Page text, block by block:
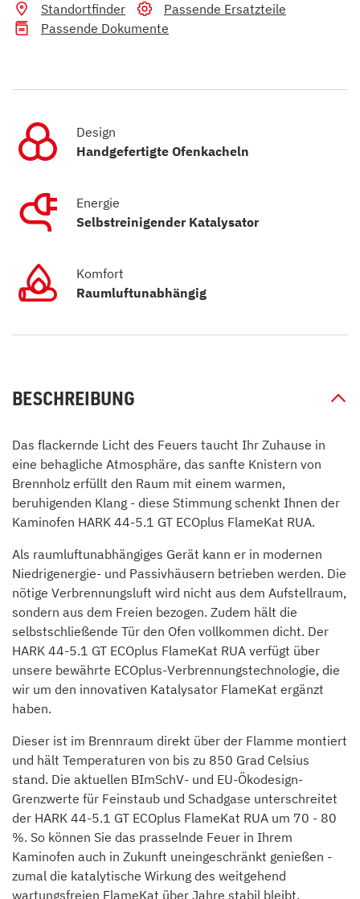
Standortfinder
Passende Ersatzteile
Passende Dokumente
Design
Handgefertigte Ofenkacheln
Energie
Selbstreinigender Katalysator
Komfort
Raumluftunabhängig
BESCHREIBUNG
Das flackernde Licht des Feuers taucht Ihr Zuhause in
eine behagliche Atmosphäre, das sanfte Knistern von
Brennholz erfüllt den Raum mit einem warmen,
beruhigenden Klang - diese Stimmung schenkt Ihnen der
Kaminofen HARK 44-5.1 GT ECOplus FlameKat RUA.
Als raumluftunabhängiges Gerät kann er in modernen
Niedrigenergie- und Passivhäusern betrieben werden. Die
nötige Verbrennungsluft wird nicht aus dem Aufstellraum,
sondern aus dem Freien bezogen. Zudem hält die
selbstschließende Tür den Ofen vollkommen dicht. Der
HARK 44-5.1 GT ECOplus FlameKat RUA verfügt über
unsere bewährte ECOplus-Verbrennungstechnologie, die
wir um den innovativen Katalysator FlameKat ergänzt
haben.
Dieser ist im Brennraum direkt über der Flamme montiert
und hält Temperaturen von bis zu 850 Grad Celsius
stand. Die aktuellen BImSchV- und EU-Ökodesign-
Grenzwerte für Feinstaub und Schadgase unterschreitet
der HARK 44-5.1 GT ECOplus FlameKat RUA um 70 - 80
%. So können Sie das prasselnde Feuer in Ihrem
Kaminofen auch in Zukunft uneingeschränkt genießen -
zumal die katalytische Wirkung des weitgehend
wartungsfreien FlameKat über Jahre stabil bleibt.